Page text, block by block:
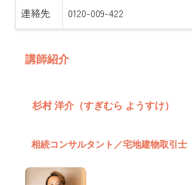
連絡先 0120-009-422
講師紹介
杉村 洋介（すぎむら ようすけ）
相続コンサルタント／宅地建物取引士